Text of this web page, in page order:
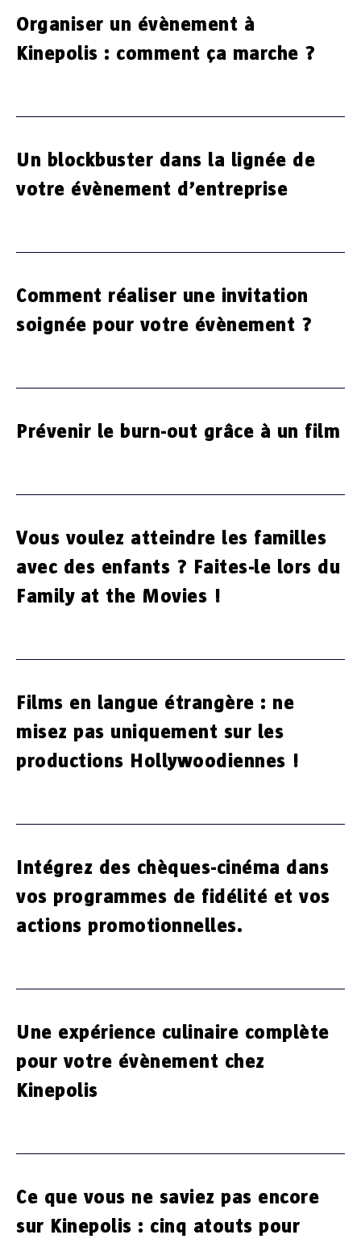
Organiser un évènement à
Kinepolis : comment ça marche ?
Un blockbuster dans la lignée de
votre évènement d’entreprise
Comment réaliser une invitation
soignée pour votre évènement ?
Prévenir le burn-out grâce à un film
Vous voulez atteindre les familles
avec des enfants ? Faites-le lors du
Family at the Movies !
Films en langue étrangère : ne
misez pas uniquement sur les
productions Hollywoodiennes !
Intégrez des chèques-cinéma dans
vos programmes de fidélité et vos
actions promotionnelles.
Une expérience culinaire complète
pour votre évènement chez
Kinepolis
Ce que vous ne saviez pas encore
sur Kinepolis : cinq atouts pour